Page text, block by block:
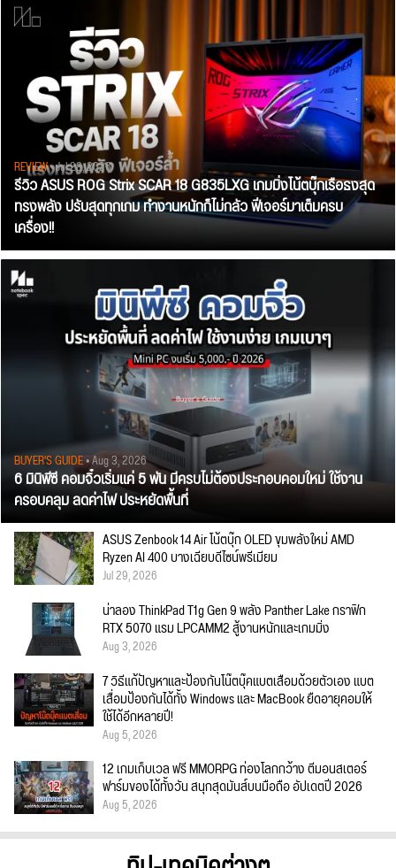
REVIEW• Jul 28, 2026
รีวิว ASUS ROG Strix SCAR 18 G835LXG เกมมิ่งโน้ตบุ๊กเรือธงสุด
ทรงพลัง ปรับสุดทุกเกม ทำงานหนักก็ไม่กลัว ฟีเจอร์มาเต็มครบ
เครื่อง!!
BUYER'S GUIDE• Aug 3, 2026
6 มินิพีซี คอมจิ๋วเริ่มแค่ 5 พัน มีครบไม่ต้องประกอบคอมใหม่ ใช้งาน
ครอบคลุม ลดค่าไฟ ประหยัดพื้นที่
ASUS Zenbook 14 Air โน้ตบุ๊ก OLED ขุมพลังใหม่ AMD
Ryzen AI 400 บางเฉียบดีไซน์พรีเมียม
Jul 29, 2026
น่าลอง ThinkPad T1g Gen 9 พลัง Panther Lake กราฟิก
RTX 5070 แรม LPCAMM2 สู้งานหนักและเกมมิ่ง
Aug 3, 2026
7 วิธีแก้ปัญหาและป้องกันโน๊ตบุ๊คแบตเสื่อมด้วยตัวเอง แบต
เสื่อมป้องกันได้ทั้ง Windows และ MacBook ยืดอายุคอมให้
ใช้ได้อีกหลายปี!
Aug 5, 2026
12 เกมเก็บเวล ฟรี MMORPG ท่องโลกกว้าง ตีมอนสเตอร์
ฟาร์มของได้ทั้งวัน สนุกสุดมันส์บนมือถือ อัปเดตปี 2026
Aug 5, 2026